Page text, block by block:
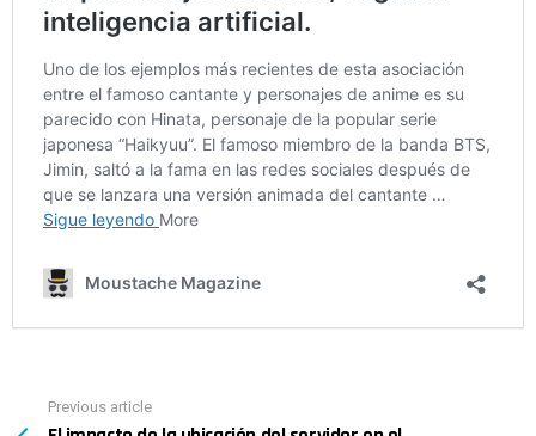
Previous article